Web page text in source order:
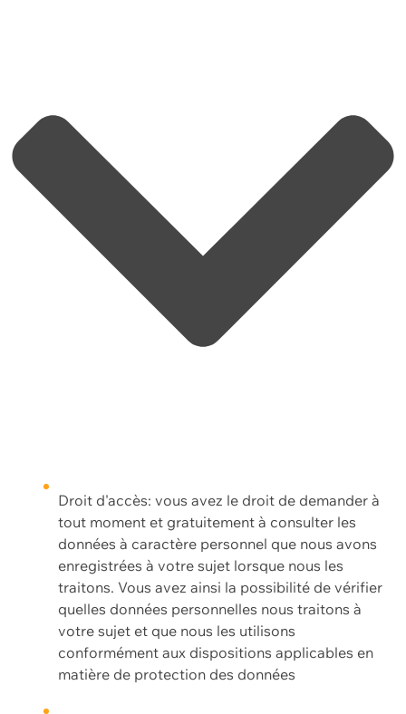
Droit d'accès: vous avez le droit de demander à
tout moment et gratuitement à consulter les
données à caractère personnel que nous avons
enregistrées à votre sujet lorsque nous les
traitons. Vous avez ainsi la possibilité de vérifier
quelles données personnelles nous traitons à
votre sujet et que nous les utilisons
conformément aux dispositions applicables en
matière de protection des données